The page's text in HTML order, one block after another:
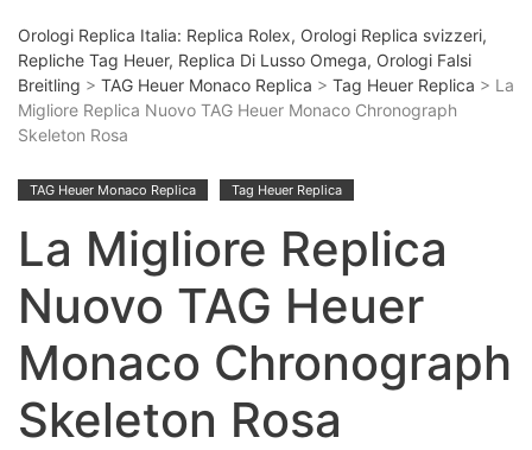
Orologi Replica Italia: Replica Rolex, Orologi Replica svizzeri,
Repliche Tag Heuer, Replica Di Lusso Omega, Orologi Falsi
Breitling > TAG Heuer Monaco Replica > Tag Heuer Replica > La
Migliore Replica Nuovo TAG Heuer Monaco Chronograph
Skeleton Rosa
TAG Heuer Monaco Replica Tag Heuer Replica
La Migliore Replica
Nuovo TAG Heuer
Monaco Chronograph
Skeleton Rosa